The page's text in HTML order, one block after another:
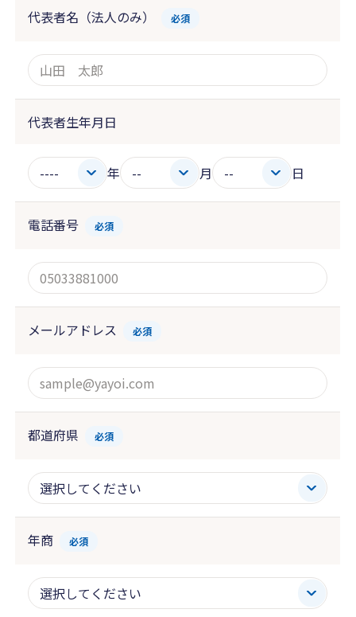
代表者名（法人のみ） 必須
代表者生年月日
年 月 日
電話番号 必須
メールアドレス 必須
都道府県 必須
年商 必須